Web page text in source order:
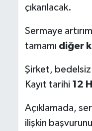
çıkarılacak.
Sermaye
tamamı diğer
Şirket, bedelsiz
Kayıt tarihi 12
Açıklamada,
ilişkin